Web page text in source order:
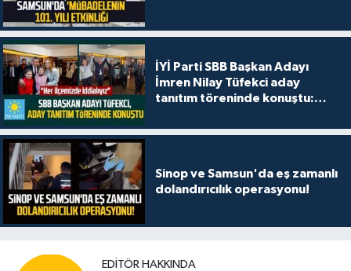
İYİ Parti SBB Başkan Adayı
İmren Nilay Tüfekci aday
tanıtım töreninde konuştu:
Sinop ve Samsun'da eş zamanlı
dolandırıcılık operasyonu!
EDITÖR HAKKINDA